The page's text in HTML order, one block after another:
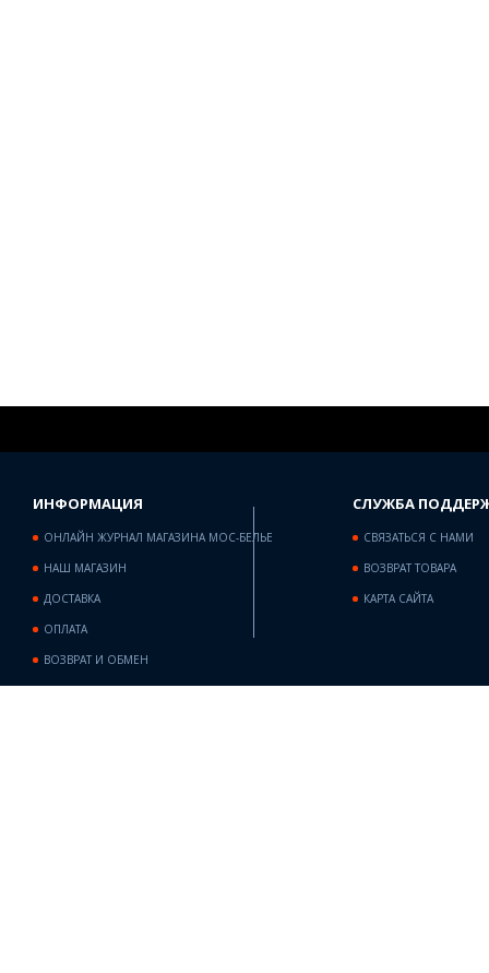
ИНФОРМАЦИЯ
ОНЛАЙН ЖУРНАЛ МАГАЗИНА МОС-БЕЛЬЕ
НАШ МАГАЗИН
ДОСТАВКА
ОПЛАТА
ВОЗВРАТ И ОБМЕН
СЛУЖБА
СВЯЗАТЬСЯ С НАМИ
ВОЗВРАТ ТОВАРА
КАРТА САЙТА